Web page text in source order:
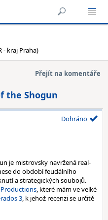
- kraj Praha)
Přejít na komentáře
the Shogun
Dohráno
je mistrovsky navržená real-
do období feudálního
a strategických soubojů.
, které mám ve velké
3, k jehož recenzi se určitě